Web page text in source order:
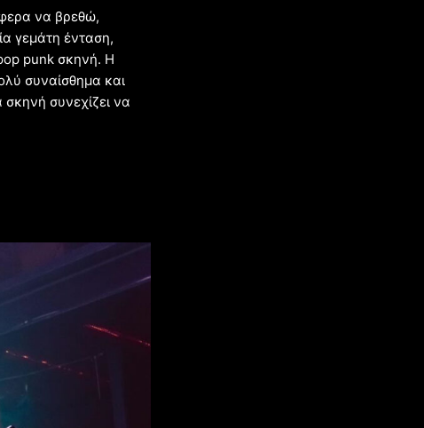
να βρεθώ,
γεμάτη ένταση,
punk σκηνή. Η
συναίσθημα και
συνεχίζει να